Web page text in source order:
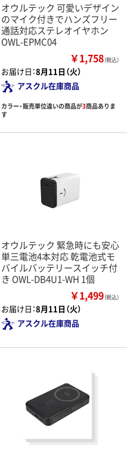
オウルテック 可愛いデザイン
のマイク付きでハンズフリー
通話対応ステレオイヤホン
OWL-EPMC04
￥1,758（税込）
お届け日：8月11日（火）
アスクル在庫商品
カラー・販売単位違いの商品が3商品ありま
す
オウルテック 緊急時にも安心
単三電池4本対応 乾電池式モ
バイルバッテリースイッチ付
き OWL-DB4U1-WH 1個
￥1,499（税込）
お届け日：8月11日（火）
アスクル在庫商品